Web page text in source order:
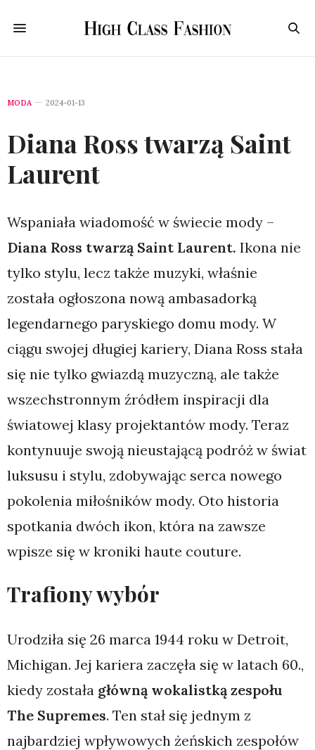
MODA 2024-01-13
Diana Ross twarzą Saint
Laurent
Wspaniała wiadomość w świecie mody –
Diana Ross twarzą Saint Laurent. Ikona nie
tylko stylu, lecz także muzyki, właśnie
została ogłoszona nową ambasadorką
legendarnego paryskiego domu mody. W
ciągu swojej długiej kariery, Diana Ross stała
się nie tylko gwiazdą muzyczną, ale także
wszechstronnym źródłem inspiracji dla
światowej klasy projektantów mody. Teraz
kontynuuje swoją nieustającą podróż w świat
luksusu i stylu, zdobywając serca nowego
pokolenia miłośników mody. Oto historia
spotkania dwóch ikon, która na zawsze
wpisze się w kroniki haute couture.
Trafiony wybór
Urodziła się 26 marca 1944 roku w Detroit,
Michigan. Jej kariera zaczęła się w latach 60.,
kiedy została główną wokalistką zespołu
The Supremes. Ten stał się jednym z
najbardziej wpływowych żeńskich zespołów